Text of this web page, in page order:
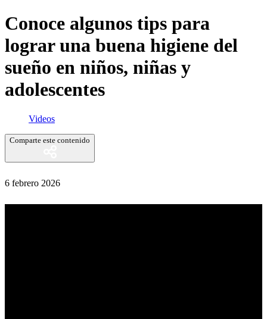
Conoce algunos tips para
lograr una buena higiene del
sueño en niños, niñas y
adolescentes
Videos
Comparte este contenido
6 febrero 2026